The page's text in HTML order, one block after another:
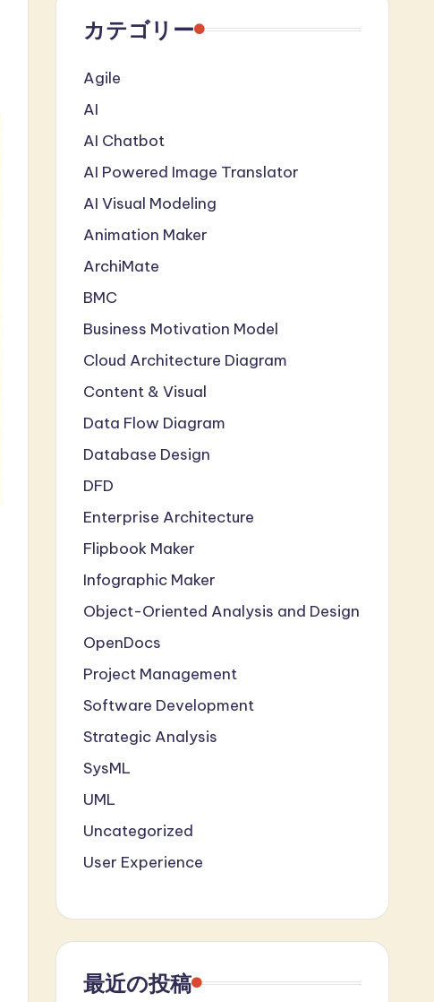
カテゴリー
Agile
AI
AI Chatbot
AI Powered Image Translator
AI Visual Modeling
Animation Maker
ArchiMate
BMC
Business Motivation Model
Cloud Architecture Diagram
Content & Visual
Data Flow Diagram
Database Design
DFD
Enterprise Architecture
Flipbook Maker
Infographic Maker
Object-Oriented Analysis and Design
OpenDocs
Project Management
Software Development
Strategic Analysis
SysML
UML
Uncategorized
User Experience
最近の投稿